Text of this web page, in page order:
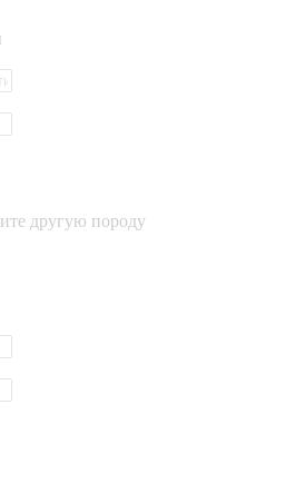
другую породу